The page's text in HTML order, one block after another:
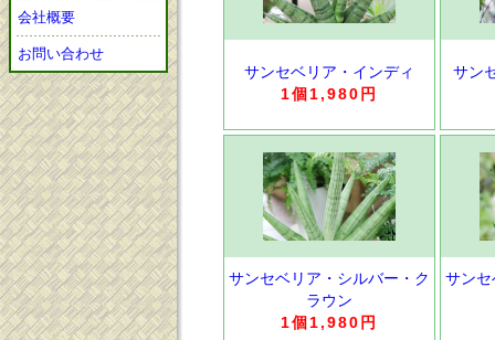
会社概要
お問い合わせ
サンセベリア・インディ
1個1,980円
サン
サンセベリア・シルバー・ク
ラウン
1個1,980円
サン